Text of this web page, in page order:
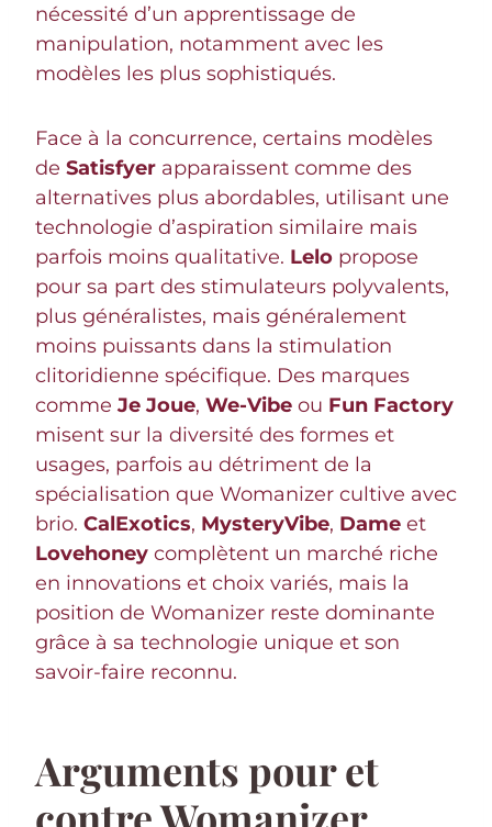
nécessité d’un apprentissage de
manipulation, notamment avec les
modèles les plus sophistiqués.
Face à la concurrence, certains modèles
de Satisfyer apparaissent comme des
alternatives plus abordables, utilisant une
technologie d’aspiration similaire mais
parfois moins qualitative. Lelo propose
pour sa part des stimulateurs polyvalents,
plus généralistes, mais généralement
moins puissants dans la stimulation
clitoridienne spécifique. Des marques
comme Je Joue, We-Vibe ou Fun Factory
misent sur la diversité des formes et
usages, parfois au détriment de la
spécialisation que Womanizer cultive avec
brio. CalExotics, MysteryVibe, Dame et
Lovehoney complètent un marché riche
en innovations et choix variés, mais la
position de Womanizer reste dominante
grâce à sa technologie unique et son
savoir-faire reconnu.
Arguments pour et